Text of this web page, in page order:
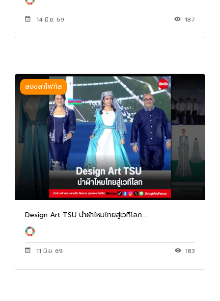
14 มิ.ย. 69 187
สงขลาโฟกัส
Design Art TSU นำผ้าไหมไทยสู่เวทีโลก...
11 มิ.ย. 69 183